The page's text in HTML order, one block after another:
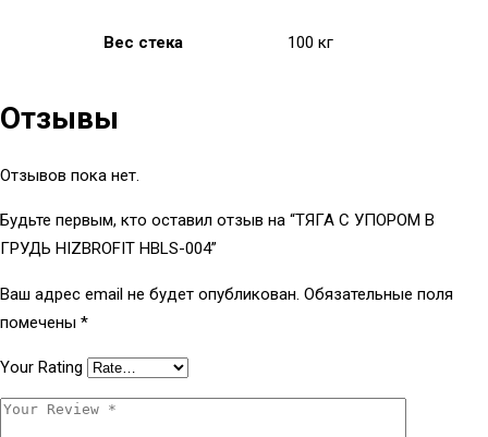
Вес стека 100 кг
Отзывы
Отзывов пока нет.
Будьте первым, кто оставил отзыв на “ТЯГА С УПОРОМ В
ГРУДЬ HIZBROFIT HBLS-004”
Ваш адрес email не будет опубликован. Обязательные поля
помечены *
Your Rating